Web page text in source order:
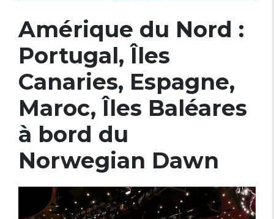
Amérique du Nord :
Portugal, Îles
Canaries, Espagne,
Maroc, Îles Baléares
à bord du
Norwegian Dawn